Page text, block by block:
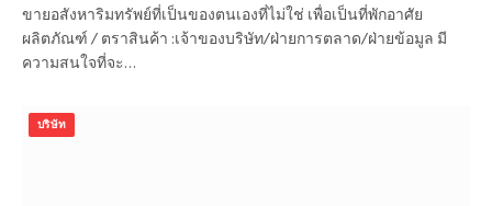
ขายอสังหาริมทรัพย์ที่เป็นของตนเองที่ไม่ใช่ เพื่อเป็นที่พักอาศัย
ผลิตภัณฑ์ / ตราสินค้า :เจ้าของบริษัท/ฝ่ายการตลาด/ฝ่ายข้อมูล มี
ความสนใจที่จะ…
บริษัท